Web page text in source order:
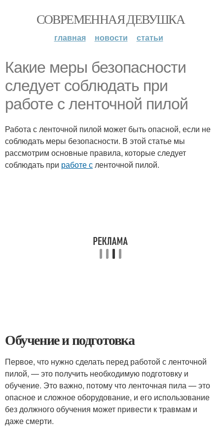
СОВРЕМЕННАЯ ДЕВУШКА
главная новости статьи
Какие меры безопасности
следует соблюдать при
работе с ленточной пилой
Работа с ленточной пилой может быть опасной, если не
соблюдать меры безопасности. В этой статье мы
рассмотрим основные правила, которые следует
соблюдать при работе сленточной пилой.
Обучение и подготовка
Первое, что нужно сделать перед работой с ленточной
пилой, — это получить необходимую подготовку и
обучение. Это важно, потому что ленточная пила — это
опасное и сложное оборудование, и его использование
без должного обучения может привести к травмам и
даже смерти.